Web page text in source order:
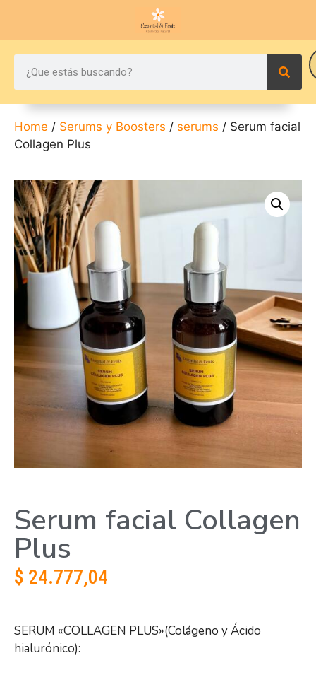
Home / Serums y Boosters / serums / Serum facial
Collagen Plus
Serum facial Collagen
Plus
$ 24.777,04
SERUM «COLLAGEN PLUS»(Colágeno y Ácido
hialurónico):